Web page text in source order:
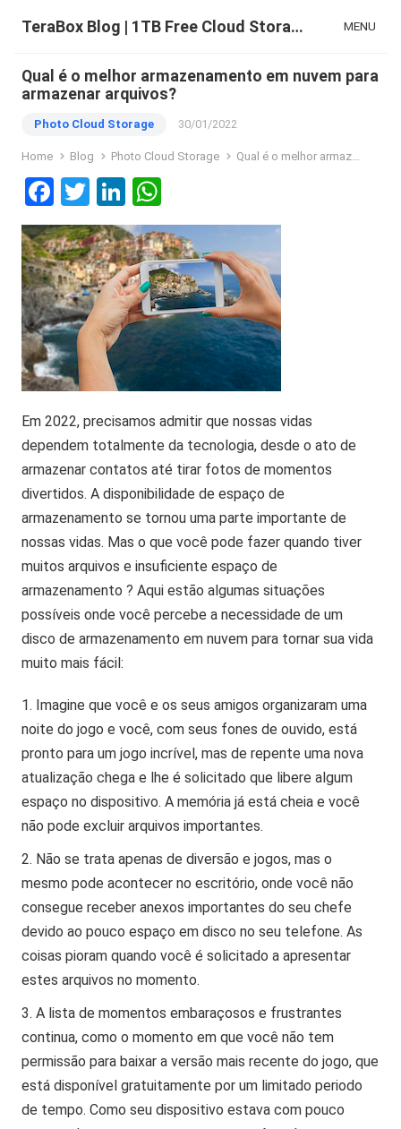
TeraBox Blog | 1TB Free Cloud Storage & All-in-One AI Space MENU
Qual é o melhor armazenamento em nuvem para
armazenar arquivos?
Photo Cloud Storage 30/01/2022
Home Blog Photo Cloud Storage Qual é o melhor armazenamento em nuvem para armazenar arquivos?
F
a
ce
b
o
o
k
T
wi
tt
er
Li
n
ke
dI
n
h
at
s
A
p
p
Em 2022, precisamos admitir que nossas vidas
dependem totalmente da tecnologia, desde o ato de
armazenar contatos até tirar fotos de momentos
divertidos. A disponibilidade de espaço de
armazenamento se tornou uma parte importante de
nossas vidas. Mas o que você pode fazer quando tiver
muitos arquivos e insuficiente espaço de
armazenamento ? Aqui estão algumas situações
possíveis onde você percebe a necessidade de um
disco de armazenamento em nuvem para tornar sua vida
muito mais fácil:
Imagine que você e os seus amigos organizaram uma
noite do jogo e você, com seus fones de ouvido, está
pronto para um jogo incrível, mas de repente uma nova
atualização chega e lhe é solicitado que libere algum
espaço no dispositivo. A memória já está cheia e você
não pode excluir arquivos importantes.
Não se trata apenas de diversão e jogos, mas o
mesmo pode acontecer no escritório, onde você não
consegue receber anexos importantes do seu chefe
devido ao pouco espaço em disco no seu telefone. As
coisas pioram quando você é solicitado a apresentar
estes arquivos no momento.
A lista de momentos embaraçosos e frustrantes
continua, como o momento em que você não tem
permissão para baixar a versão mais recente do jogo, que
está disponível gratuitamente por um limitado periodo
de tempo. Como seu dispositivo estava com pouco